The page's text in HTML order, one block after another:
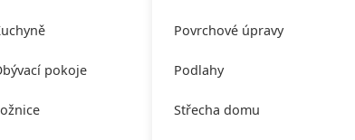
pokoje
Povrchové úpravy
Podlahy
Střecha domu